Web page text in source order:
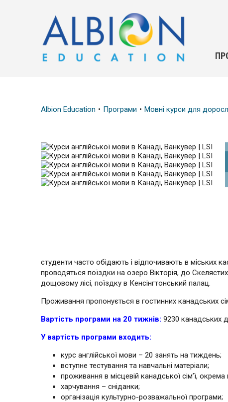
Albion Education Програми Мовні курси для
студенти часто обідають і відпочивають в міських
проводяться поїздки на озеро Вікторія, до
дощовому лісі, поїздку в Кенсінгтонський палац.
Проживання пропонується в гостинних канадських
Вартість програми на 20 тижнів: 9230 канадських
У вартість програми входить:
курс англійської мови – 20 занять на тиждень;
вступне тестування та навчальні матеріали;
проживання в місцевій канадської сім’ї, окрема
харчування – сніданки;
організація культурно-розважальної програми;